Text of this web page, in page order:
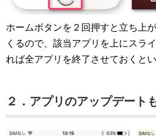
ホームボタンを２回押すと立ち上
くるので、該当アプリを上にスラ
れば全アプリを終了させておくとい
２．アプリのアップデート